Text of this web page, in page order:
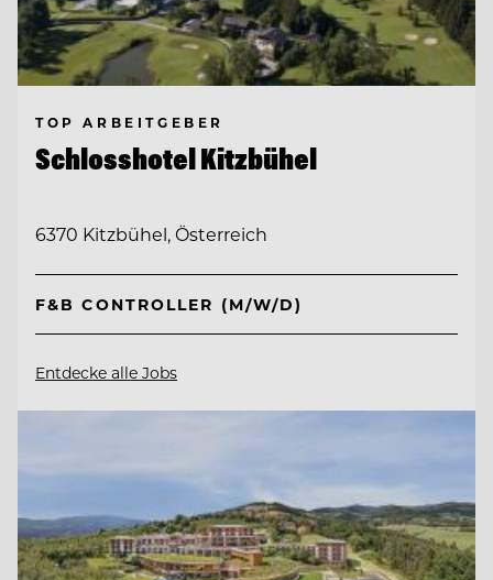
TOP ARBEITGEBER
Schlosshotel Kitzbühel
6370 Kitzbühel, Österreich
F&B CONTROLLER (M/W/D)
Entdecke alle Jobs